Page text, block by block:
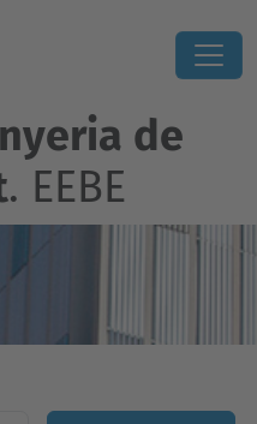
de
. EEBE